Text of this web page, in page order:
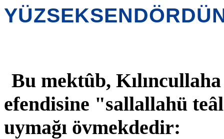
Bu mektûb,
efendisine "sallallahü
uymağı övmekdedir: